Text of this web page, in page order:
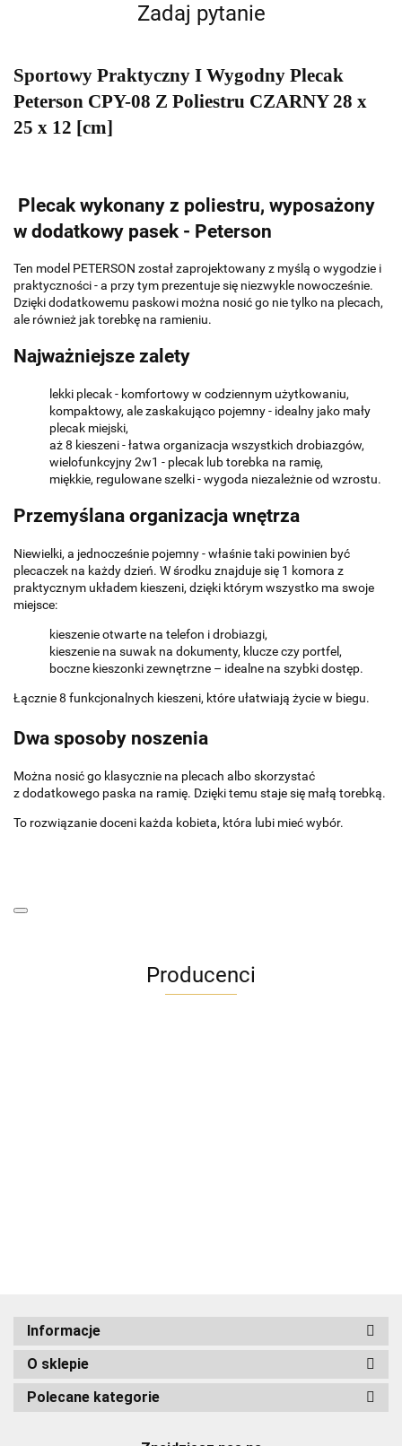
Zadaj pytanie
Sportowy Praktyczny I Wygodny Plecak
Peterson CPY-08 Z Poliestru CZARNY 28 x
25 x 12 [cm]
Plecak wykonany z poliestru, wyposażony
w dodatkowy pasek - Peterson
Ten model PETERSON został zaprojektowany z myślą o wygodzie i
praktyczności - a przy tym prezentuje się niezwykle nowocześnie.
Dzięki dodatkowemu paskowi można nosić go nie tylko na plecach,
ale również jak torebkę na ramieniu.
Najważniejsze zalety
lekki plecak - komfortowy w codziennym użytkowaniu,
kompaktowy, ale zaskakująco pojemny - idealny jako mały
plecak miejski,
aż 8 kieszeni - łatwa organizacja wszystkich drobiazgów,
wielofunkcyjny 2w1 - plecak lub torebka na ramię,
miękkie, regulowane szelki - wygoda niezależnie od wzrostu.
Przemyślana organizacja wnętrza
Niewielki, a jednocześnie pojemny - właśnie taki powinien być
plecaczek na każdy dzień. W środku znajduje się 1 komora z
praktycznym układem kieszeni, dzięki którym wszystko ma swoje
miejsce:
kieszenie otwarte na telefon i drobiazgi,
kieszenie na suwak na dokumenty, klucze czy portfel,
boczne kieszonki zewnętrzne – idealne na szybki dostęp.
Łącznie 8 funkcjonalnych kieszeni, które ułatwiają życie w biegu.
Dwa sposoby noszenia
Można nosić go klasycznie na plecach albo skorzystać
z dodatkowego paska na ramię. Dzięki temu staje się małą torebką.
To rozwiązanie doceni każda kobieta, która lubi mieć wybór.
Producenci
Informacje
O sklepie
Polecane kategorie